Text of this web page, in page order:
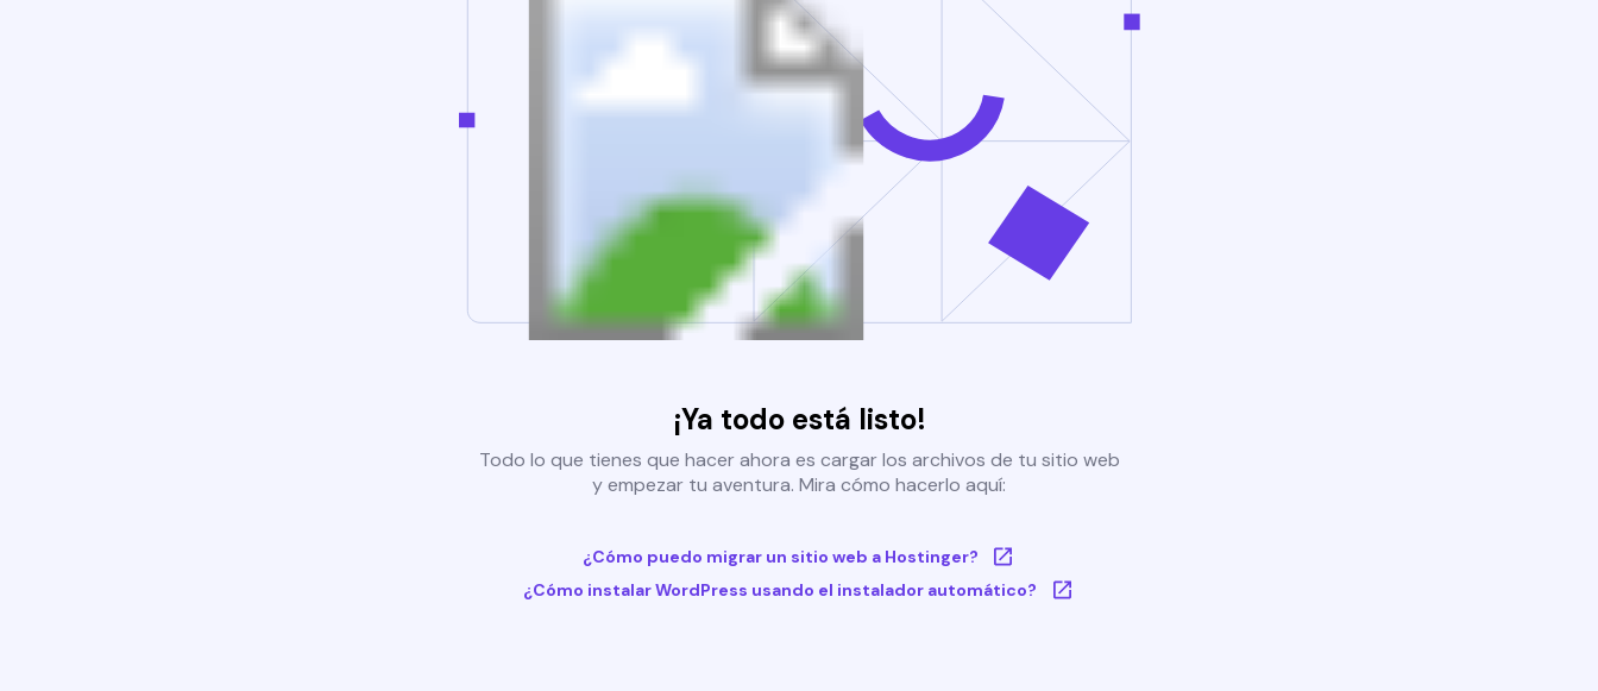
¡Ya todo está listo!
Todo lo que tienes que hacer ahora es cargar los archivos de tu sitio web
y empezar tu aventura. Mira cómo hacerlo aquí:
¿Cómo puedo migrar un sitio web a Hostinger?
¿Cómo instalar WordPress usando el instalador automático?